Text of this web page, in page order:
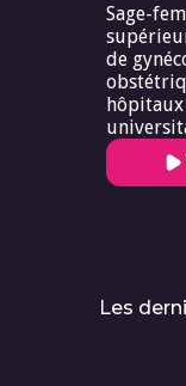
Sage-
de
hôpitaux
Les